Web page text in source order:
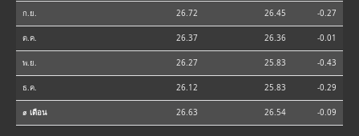
ก.ย. 26.72 26.45 -0.27
ต.ค. 26.37 26.36 -0.01
พ.ย. 26.27 25.83 -0.43
ธ.ค. 26.12 25.83 -0.29
⌀ เดือน 26.63 26.54 -0.09